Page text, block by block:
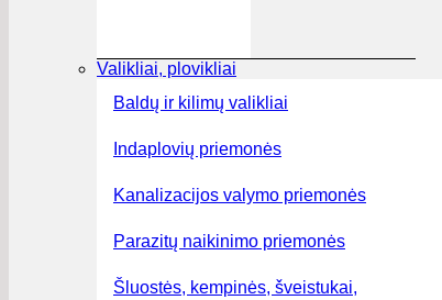
Valikliai, plovikliai
Baldų ir kilimų valikliai
Indaplovių priemonės
Kanalizacijos valymo priemonės
Parazitų naikinimo priemonės
Šluostės, kempinės, šveistukai,